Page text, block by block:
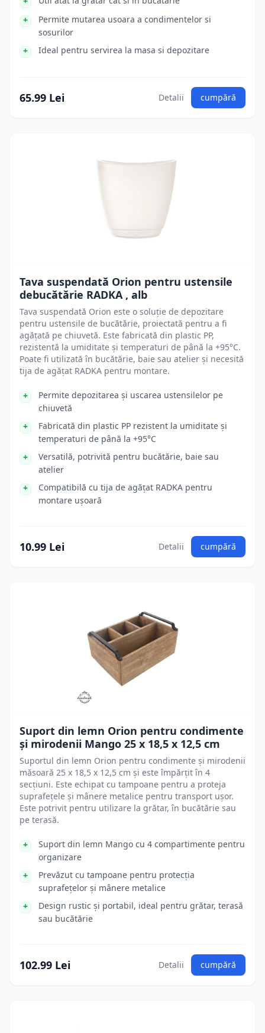
Permite mutarea usoara a condimentelor si
sosurilor
Ideal pentru servirea la masa si depozitare
65.99 Lei Detalii cumpără
Tava suspendată Orion pentru ustensile
debucătărie RADKA , alb
Tava suspendată Orion este o soluție de depozitare
pentru ustensile de bucătărie, proiectată pentru a fi
agățată pe chiuvetă. Este fabricată din plastic PP,
rezistentă la umiditate și temperaturi de până la +95°C.
Poate fi utilizată în bucătărie, baie sau atelier și necesită
tija de agățat RADKA pentru montare.
Permite depozitarea și uscarea ustensilelor pe
chiuvetă
Fabricată din plastic PP rezistent la umiditate și
temperaturi de până la +95°C
Versatilă, potrivită pentru bucătărie, baie sau
atelier
Compatibilă cu tija de agățat RADKA pentru
montare ușoară
10.99 Lei Detalii cumpără
Suport din lemn Orion pentru condimente
și mirodenii Mango 25 x 18,5 x 12,5 cm
Suportul din lemn Orion pentru condimente și mirodenii
măsoară 25 x 18,5 x 12,5 cm și este împărțit în 4
secțiuni. Este echipat cu tampoane pentru a proteja
suprafețele și mânere metalice pentru transport ușor.
Este potrivit pentru utilizare la grătar, în bucătărie sau
pe terasă.
Suport din lemn Mango cu 4 compartimente pentru
organizare
Prevăzut cu tampoane pentru protecția
suprafețelor și mânere metalice
Design rustic și portabil, ideal pentru grătar, terasă
sau bucătărie
102.99 Lei Detalii cumpără